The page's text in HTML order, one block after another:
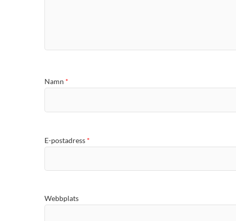
Namn *
E-postadress *
Webbplats